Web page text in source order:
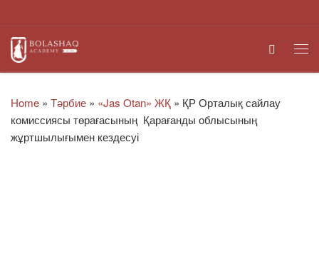
Search
Home » Тәрбие » «Jas Otan» ЖҚ » ҚР Орталық сайлау
комиссиясы төрағасының Қарағанды облысының
жұртшылығымен кездесуі